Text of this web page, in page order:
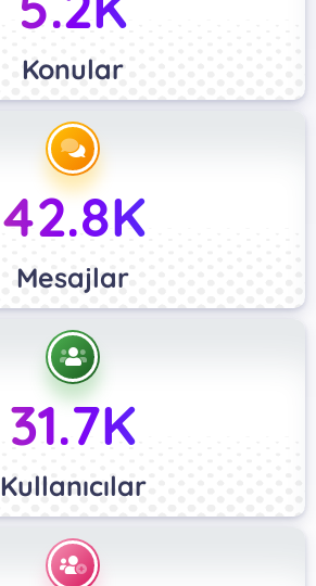
Konular
42.8K
Mesajlar
31.7K
Kullanıcılar